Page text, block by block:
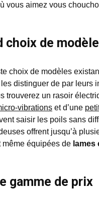
vous aimez vous
choix de
choix de modèles
distinguer de par leurs
trouverez un rasoir
vibrations et d’une
saisir les poils sans
offrent jusqu’à
même équipées de lames
gamme de prix